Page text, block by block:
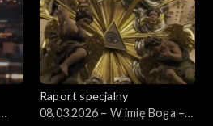
Raport specjalny
08.03.2026 – W imię Boga –